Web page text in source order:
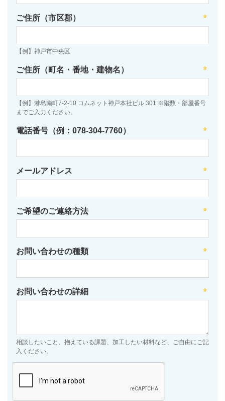
ご住所（市区郡）
【例】神戸市中央区
ご住所（町名・番地・建物名）
【例】港島南町7-2-10 コムネット神戸本社ビル 301 ※階数・部屋番号
までご入力ください。
電話番号（例：078-304-7760）
メールアドレス
ご希望のご連絡方法
お問い合わせの種類
お問い合わせの詳細
相談したいこと、抱えている課題、加工したい材料など、ご自由にご記
入ください。